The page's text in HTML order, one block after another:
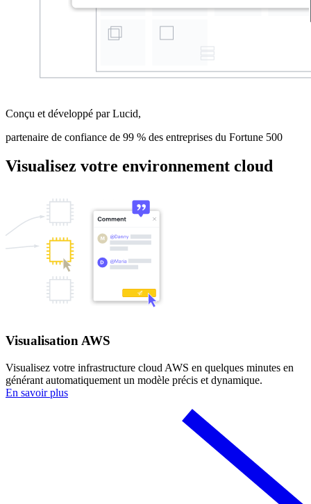
Conçu et développé par Lucid,
partenaire de confiance de 99 % des entreprises du Fortune 500
Visualisez votre environnement cloud
Visualisation AWS
Visualisez votre infrastructure cloud AWS en quelques minutes en
générant automatiquement un modèle précis et dynamique.
En savoir plus